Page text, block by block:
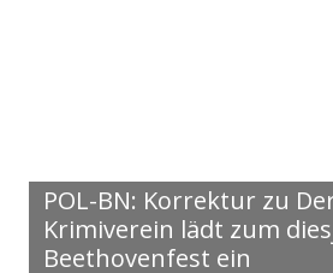
POL-BN: Korrektur zu
Krimiverein lädt zum
Beethovenfest ein